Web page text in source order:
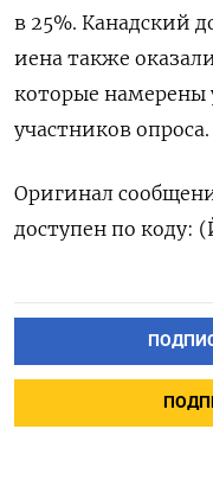
в 25%. Канадский
иена также
которые намерены
участников опроса.
Оригинал
доступен по коду: